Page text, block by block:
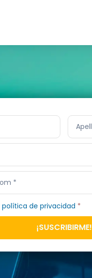
política de privacidad *
¡SUSCRIBIRME!